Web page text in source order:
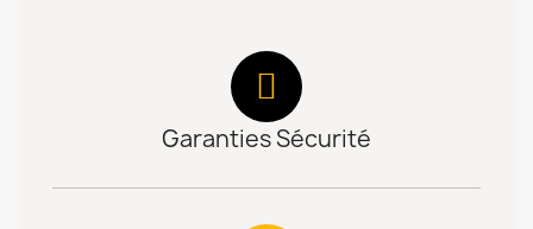
Garanties Sécurité